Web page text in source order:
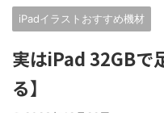
iPadイラストおすすめ機材
実はiPad 32GBで
る】